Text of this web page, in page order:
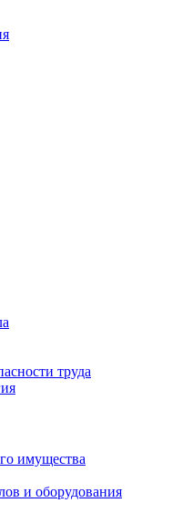
труда
имущества
и оборудования